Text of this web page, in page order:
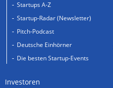
Startups A-Z
Startup-Radar (Newsletter)
Pitch-Podcast
Deutsche Einhörner
Die besten Startup-Events
Investoren